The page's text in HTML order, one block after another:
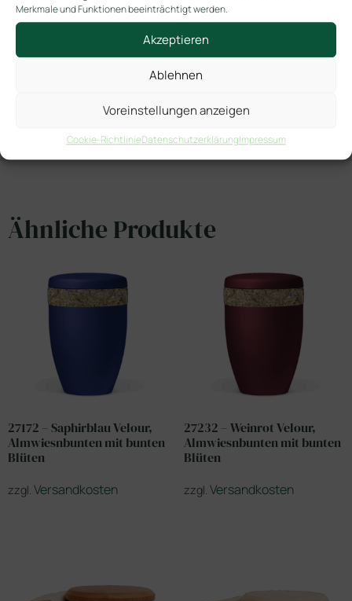
Merkmale und Funktionen beeinträchtigt werden.
Akzeptieren
Ablehnen
Voreinstellungen anzeigen
Cookie-RichtlinieDatenschutzerklärungImpressum
SKU
Kategorien
Additivum
In den Warenkorb
Ähnliche Produkte
27172 – Saphirblau Velour,
Almwiesnbunten mit bunten
Blüten
zzgl. Versandkosten
27232 – Weinrot Velour,
Almwiesnbunten mit bunten
Blüten
zzgl. Versandkosten